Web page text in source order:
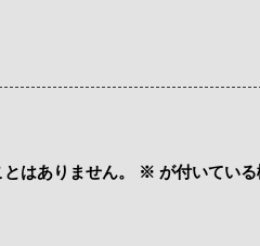
はありません。 ※ が付いてい